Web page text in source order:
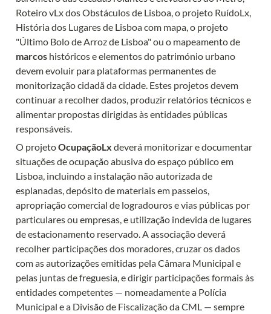
Roteiro vLx dos Obstáculos de Lisboa, o projeto RuídoLx,
História dos Lugares de Lisboa com mapa, o projeto
marcos históricos e elementos do património urbano
devem evoluir para plataformas permanentes de
monitorização cidadã da cidade. Estes projetos devem
continuar a recolher dados, produzir relatórios técnicos e
alimentar propostas dirigidas às entidades públicas
responsáveis.
O projeto OcupaçãoLx deverá monitorizar e documentar
situações de ocupação abusiva do espaço público em
Lisboa, incluindo a instalação não autorizada de
esplanadas, depósito de materiais em passeios,
apropriação comercial de logradouros e vias públicas por
particulares ou empresas, e utilização indevida de lugares
de estacionamento reservado. A associação deverá
recolher participações dos moradores, cruzar os dados
com as autorizações emitidas pela Câmara Municipal e
pelas juntas de freguesia, e dirigir participações formais às
entidades competentes — nomeadamente a Polícia
Municipal e a Divisão de Fiscalização da CML — sempre